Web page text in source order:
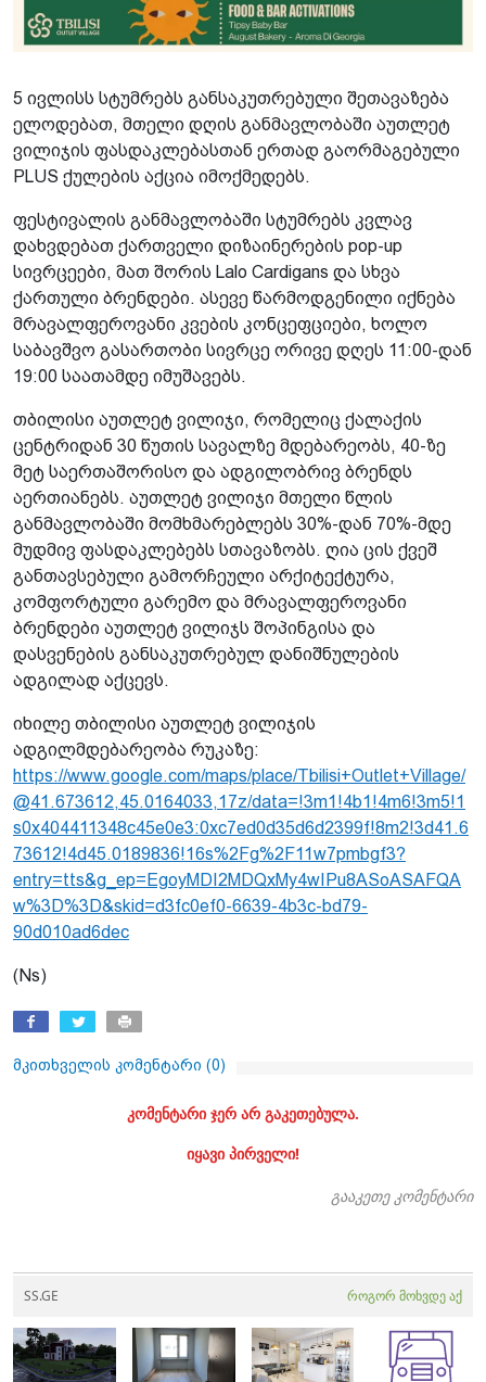
5 ივლისს სტუმრებს განსაკუთრებული შეთავაზება
ელოდებათ, მთელი დღის განმავლობაში აუთლეტ
ვილიჯის ფასდაკლებასთან ერთად გაორმაგებული
PLUS ქულების აქცია იმოქმედებს.
ფესტივალის განმავლობაში სტუმრებს კვლავ
დახვდებათ ქართველი დიზაინერების pop-up
სივრცეები, მათ შორის Lalo Cardigans და სხვა
ქართული ბრენდები. ასევე წარმოდგენილი იქნება
მრავალფეროვანი კვების კონცეფციები, ხოლო
საბავშვო გასართობი სივრცე ორივე დღეს 11:00-დან
19:00 საათამდე იმუშავებს.
თბილისი აუთლეტ ვილიჯი, რომელიც ქალაქის
ცენტრიდან 30 წუთის სავალზე მდებარეობს, 40-ზე
მეტ საერთაშორისო და ადგილობრივ ბრენდს
აერთიანებს. აუთლეტ ვილიჯი მთელი წლის
განმავლობაში მომხმარებლებს 30%-დან 70%-მდე
მუდმივ ფასდაკლებებს სთავაზობს. ღია ცის ქვეშ
განთავსებული გამორჩეული არქიტექტურა,
კომფორტული გარემო და მრავალფეროვანი
ბრენდები აუთლეტ ვილიჯს შოპინგისა და
დასვენების განსაკუთრებულ დანიშნულების
ადგილად აქცევს.
იხილე თბილისი აუთლეტ ვილიჯის
ადგილმდებარეობა რუკაზე:
https://www.google.com/maps/place/Tbilisi+Outlet+Village/
@41.673612,45.0164033,17z/data=!3m1!4b1!4m6!3m5!1
s0x404411348c45e0e3:0xc7ed0d35d6d2399f!8m2!3d41.6
73612!4d45.0189836!16s%2Fg%2F11w7pmbgf3?
entry=tts&g_ep=EgoyMDI2MDQxMy4wIPu8ASoASAFQA
w%3D%3D&skid=d3fc0ef0-6639-4b3c-bd79-
90d010ad6dec
(Ns)
მკითხველის კომენტარი (0)
კომენტარი ჯერ არ გაკეთებულა.
იყავი პირველი!
გააკეთე კომენტარი
SS.GE როგორ მოხვდე აქ